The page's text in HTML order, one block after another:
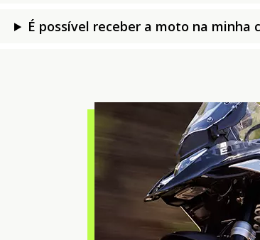
É possível receber a moto na minha